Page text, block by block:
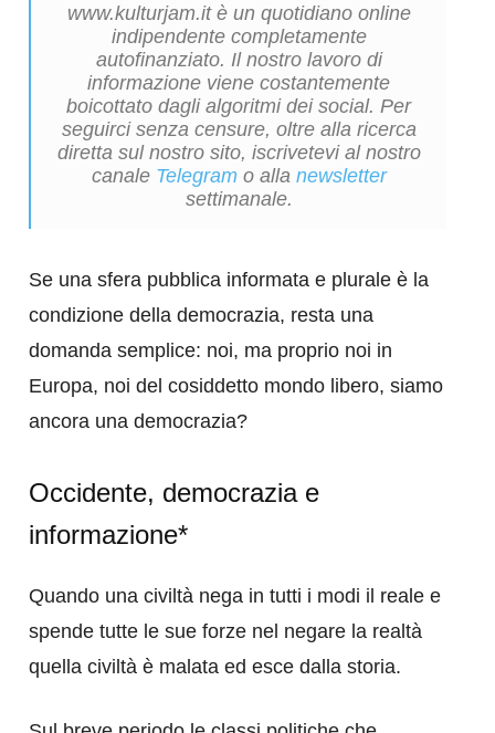
www.kulturjam.it è un quotidiano online
indipendente completamente
autofinanziato. Il nostro lavoro di
informazione viene costantemente
boicottato dagli algoritmi dei social. Per
seguirci senza censure, oltre alla ricerca
diretta sul nostro sito, iscrivetevi al nostro
canale Telegram o alla newsletter
settimanale.
Se una sfera pubblica informata e plurale è la
condizione della democrazia, resta una
domanda semplice: noi, ma proprio noi in
Europa, noi del cosiddetto mondo libero, siamo
ancora una democrazia?
Occidente, democrazia e
informazione*
Quando una civiltà nega in tutti i modi il reale e
spende tutte le sue forze nel negare la realtà
quella civiltà è malata ed esce dalla storia.